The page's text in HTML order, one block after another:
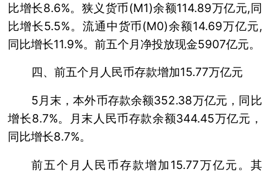
比增长8.6%。狭义货币(M1)余额114.89万亿元,同
比增长5.5%。流通中货币(M0)余额14.69万亿元,
同比增长11.9%。前五个月净投放现金5907亿元。
四、前五个月人民币存款增加15.77万亿元
5月末，本外币存款余额352.38万亿元，同比
增长8.7%。月末人民币存款余额344.45万亿元，
同比增长8.7%。
前五个月人民币存款增加15.77万亿元。其